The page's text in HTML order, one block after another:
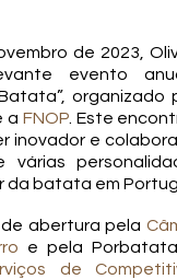
de 2023,
evento
organizado
a FNOP. Este
inovador e
várias
da batata em
abertura pela
e pela
de